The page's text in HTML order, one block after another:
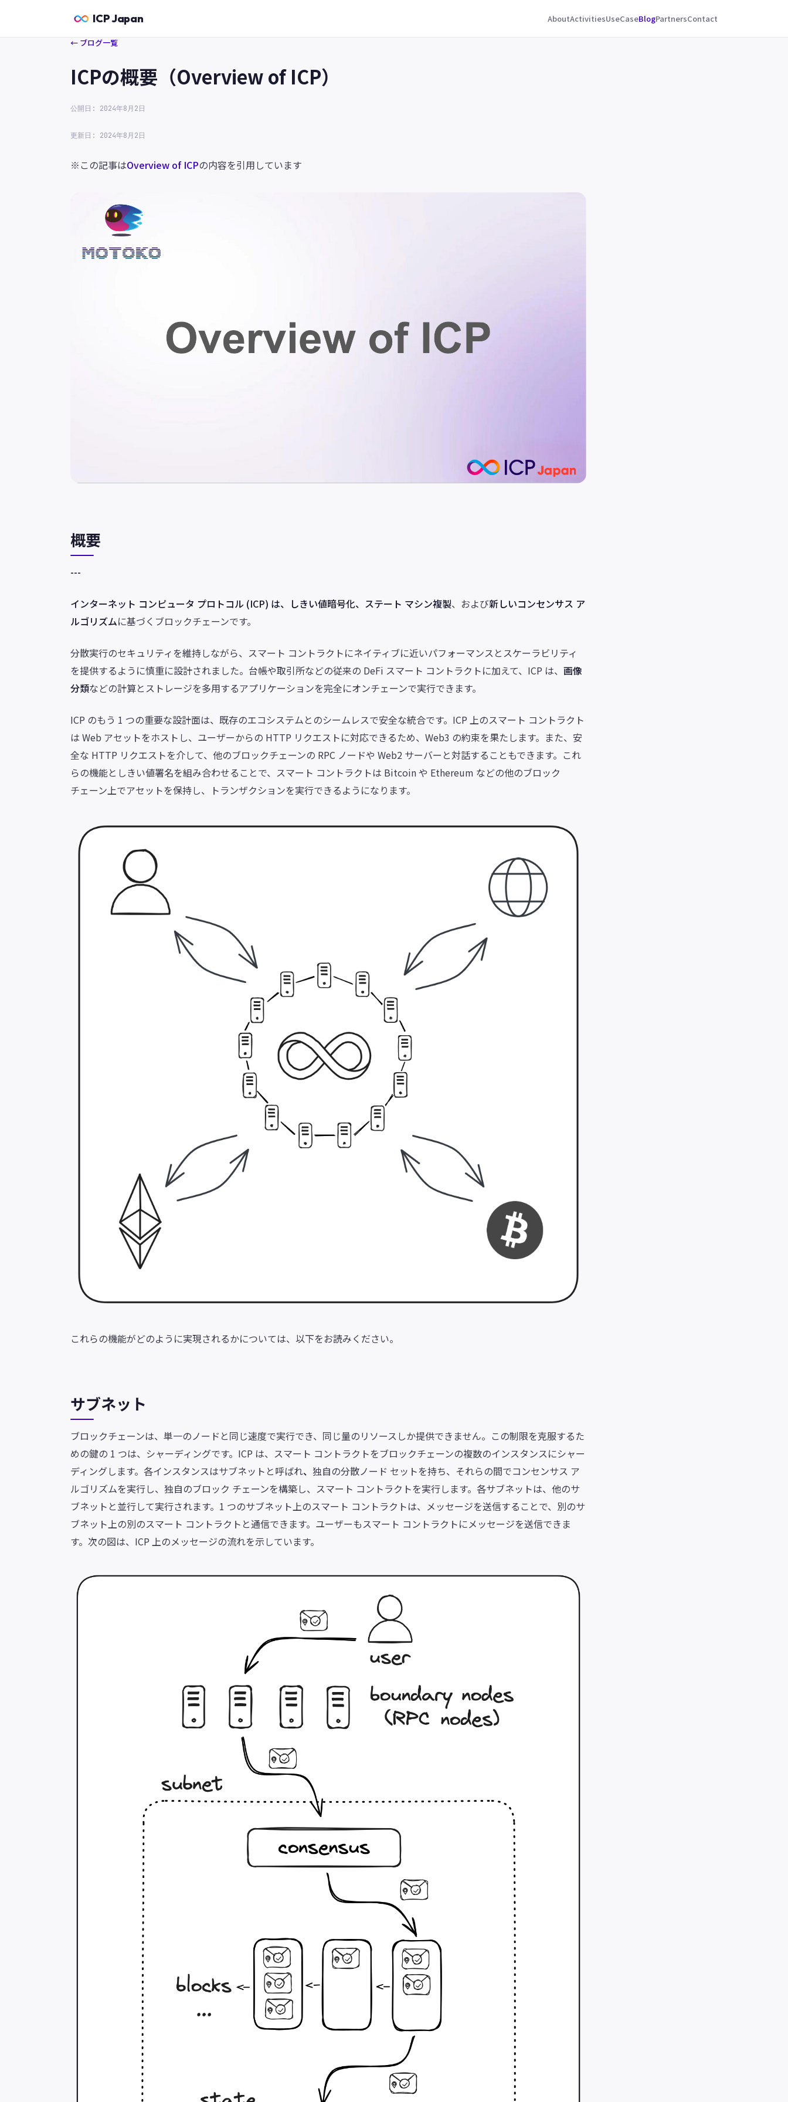
ICP Japan AboutActivitiesUseCaseBlogPartnersContact
← ブログ一覧
ICPの概要（Overview of ICP）
公開日: 2024年8月2日
更新日: 2024年8月2日
※この記事はOverview of ICPの内容を引用しています
概要
---
インターネット コンピュータ プロトコル (ICP) は、しきい値暗号化、 ステート マシン複製、および新しいコンセンサス ア
ルゴリズムに基づくブロックチェーンです。
分散実行のセキュリティを維持しながら、スマート コントラクトにネイティブに近いパフォーマンスとスケーラビリティ
を提供するように慎重に設計されました。台帳や取引所などの従来の DeFi スマート コントラクトに加えて、ICP は、 画像
分類などの計算とストレージを多用するアプリケーションを完全にオンチェーンで実行できます。
ICP のもう 1 つの重要な設計面は、既存のエコシステムとのシームレスで安全な統合です。ICP 上のスマート コントラクト
は Web アセットをホストし、ユーザーからの HTTP リクエストに対応できるため、Web3 の約束を果たします。また、安
全な HTTP リクエストを介して、他のブロックチェーンの RPC ノードや Web2 サーバーと対話することもできます。これ
らの機能としきい値署名を組み合わせることで、スマート コントラクトは Bitcoin や Ethereum などの他のブロック
チェーン上でアセットを保持し、トランザクションを実行できるようになります。
これらの機能がどのように実現されるかについては、以下をお読みください。
サブネット
ブロックチェーンは、単一のノードと同じ速度で実行でき、同じ量のリソースしか提供できません。この制限を克服するた
めの鍵の 1 つは、シャーディングです。ICP は、スマート コントラクトをブロックチェーンの複数のインスタンスにシャー
ディングします。各インスタンスはサブネットと呼ばれ、 独自の分散ノード セットを持ち、それらの間でコンセンサス ア
ルゴリズムを実行し、独自のブロック チェーンを構築し、スマート コントラクトを実行します。各サブネットは、他のサ
ブネットと並行して実行されます。1 つのサブネット上のスマート コントラクトは、メッセージを送信することで、別のサ
ブネット上の別のスマート コントラクトと通信できます。ユーザーもスマート コントラクトにメッセージを送信できま
す。次の図は、ICP 上のメッセージの流れを示しています。